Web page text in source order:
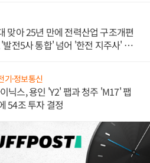
맞아 25년 만에 전력산업 구조개편
발전5사 통합' 넘어 '한전 지주사' 재편
기·정보통신
닉스, 용인 'Y2' 팹과 청주 'M17' 팹
54조 투자 결정